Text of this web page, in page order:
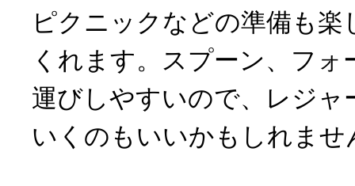
ピクニックなどの準備も
くれます。スプーン、フ
運びしやすいので、レジャ
いくのもいいかもしれませ